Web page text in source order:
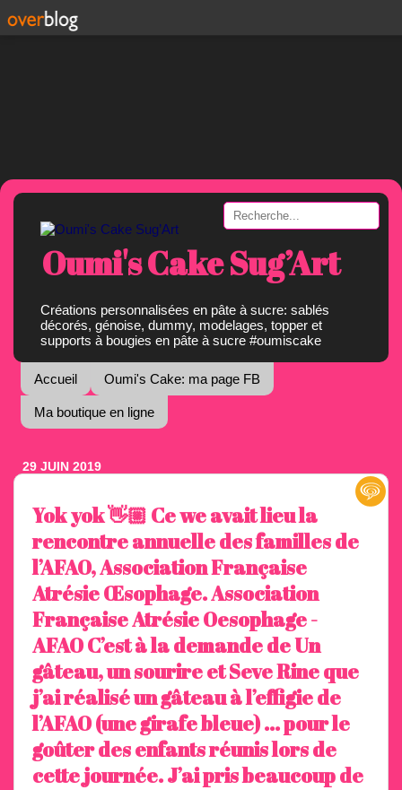
Oumi's Cake Sug’Art
Créations personnalisées en pâte à sucre: sablés
décorés, génoise, dummy, modelages, topper et
supports à bougies en pâte à sucre #oumiscake
Accueil Oumi's Cake: ma page FB
Ma boutique en ligne
29 JUIN 2019
Yok yok 👋🏼 Ce we avait lieu la
rencontre annuelle des familles de
l’AFAO, Association Française
Atrésie Œsophage. Association
Française Atrésie Oesophage -
AFAO C’est à la demande de Un
gâteau, un sourire et Seve Rine que
j’ai réalisé un gâteau à l’effigie de
l’AFAO (une girafe bleue) ... pour le
goûter des enfants réunis lors de
cette journée. J’ai pris beaucoup de